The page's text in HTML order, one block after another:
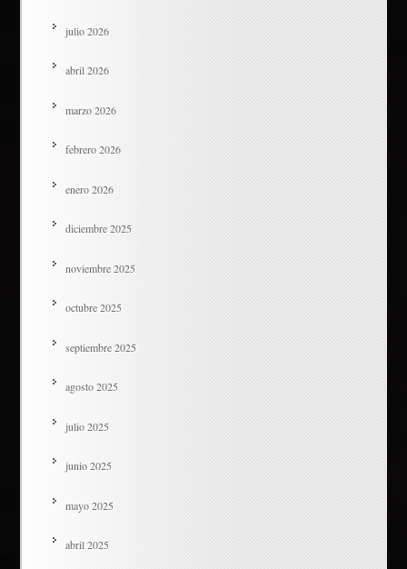
julio 2026
abril 2026
marzo 2026
febrero 2026
enero 2026
diciembre 2025
noviembre 2025
octubre 2025
septiembre 2025
agosto 2025
julio 2025
junio 2025
mayo 2025
abril 2025